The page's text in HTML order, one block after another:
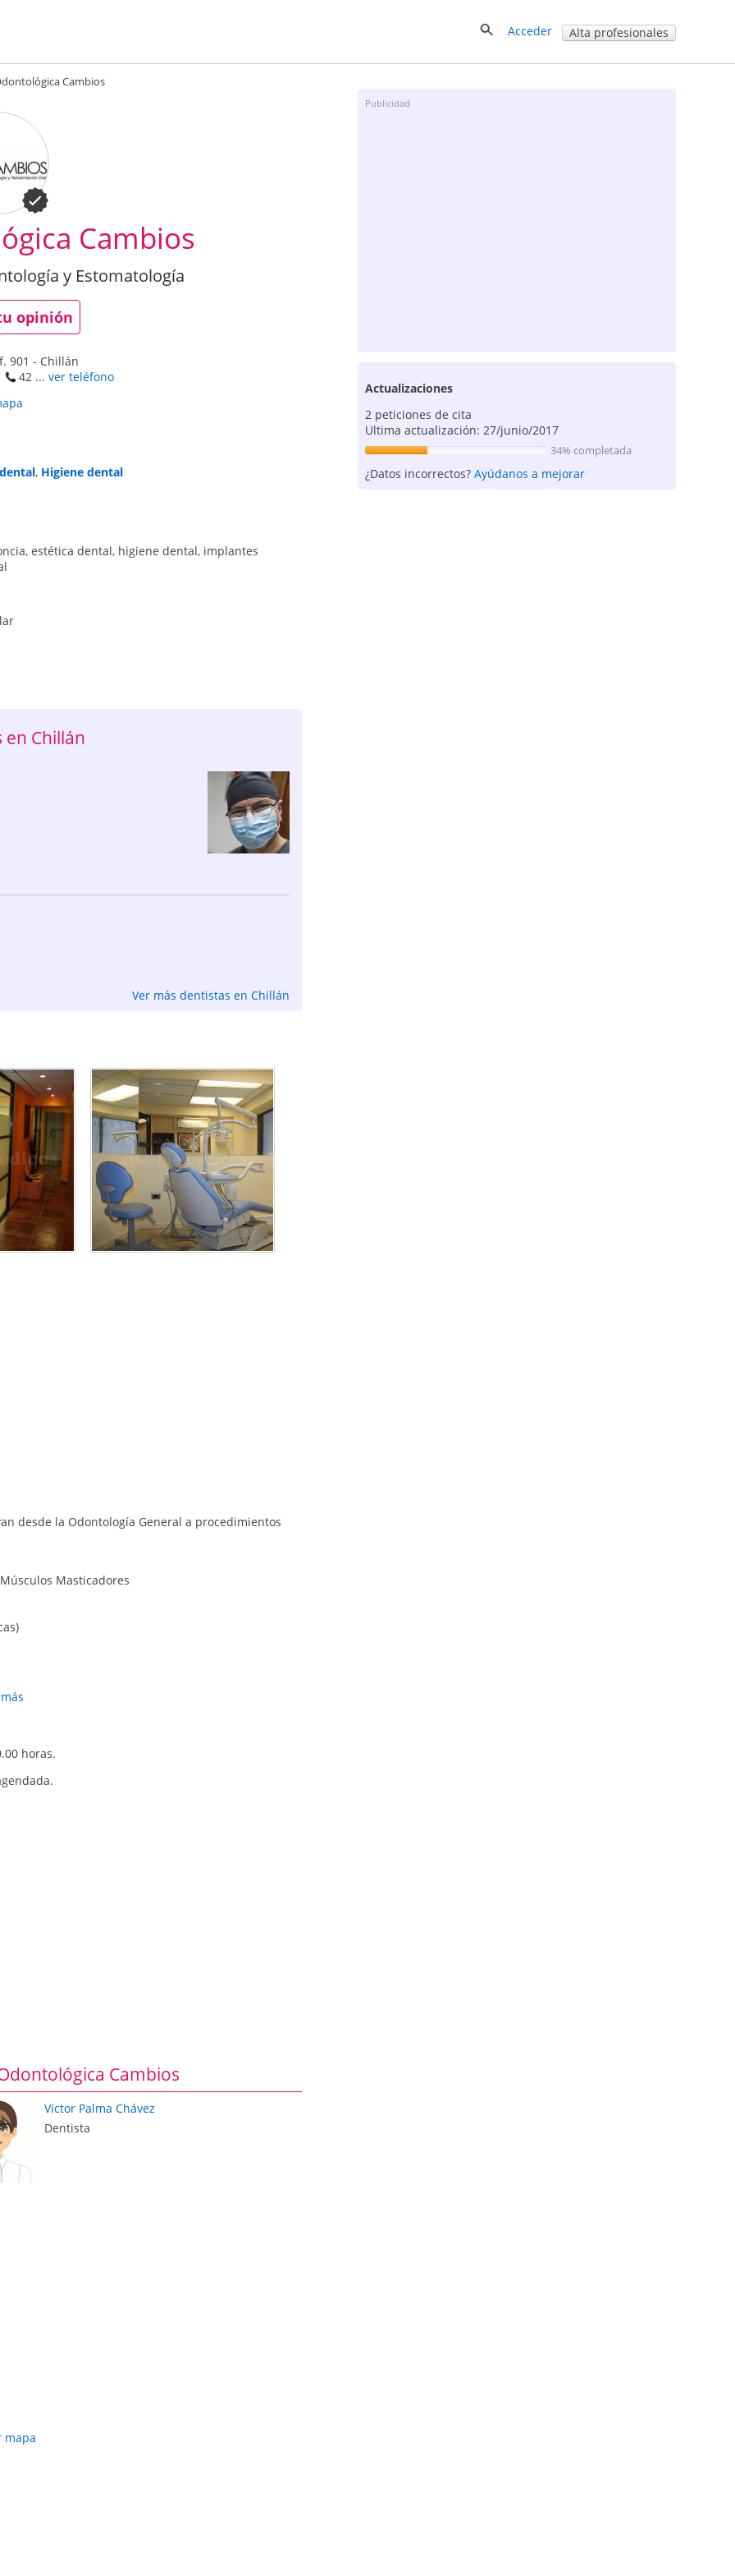
Acceder Alta profesionales
Cambios
Cambios
y Estomatología
opinión
901 - Chillán
42 ... ver teléfono
, Higiene dental
, estética dental, higiene dental, implantes
Chillán
Ver más dentistas en Chillán
desde la Odontología General a procedimientos
Masticadores
horas.
Cambios
Víctor Palma Chávez
Dentista
mapa
Publicidad
Actualizaciones
2 peticiones de cita
Ultima actualización: 27/junio/2017
34% completada
¿Datos incorrectos?Ayúdanos a mejorar